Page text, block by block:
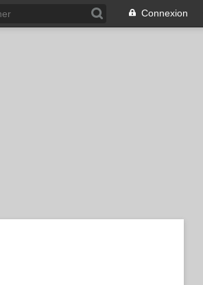
Connexion